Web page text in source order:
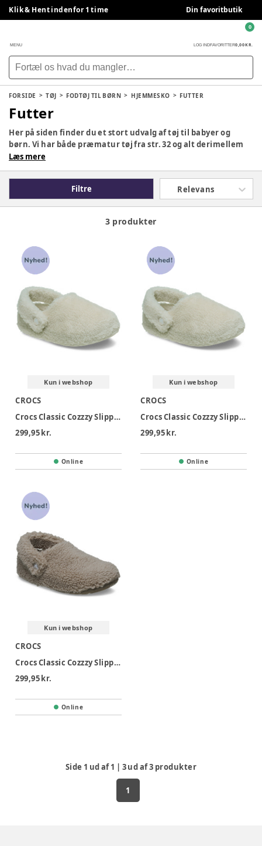
Klik & Hent indenfor 1 time Din favoritbutik
MENU LOG INDFAVORITTER0,00 KR.
0
FORSIDE TØJ FODTØJ TIL BØRN HJEMMESKO FUTTER
Futter
Her på siden finder du et stort udvalg af tøj til babyer og
børn. Vi har både præmatur tøj fra str. 32 og alt derimellem
helt op til str. 140. Uanset om I er på udkig efter kjoler, bluser,
noget helt andet, så kan I uden tvivl finde tøj der passer til
lige netop jeres stil og behov. Hos BabySam har vi bl.a.
mærker som Lil' Atelier, Joha, Wheat, hummel og mange
Læs mere
Filtre Relevans
3 produkter
Kun i webshop
CROCS
Crocs Classic Cozzzy Slipper T - Stucco
299,95 kr.
Online
Kun i webshop
CROCS
Crocs Classic Cozzzy Slipper K - Stucco
299,95 kr.
Online
Kun i webshop
CROCS
Crocs Classic Cozzzy Slipper K - Mushroom
299,95 kr.
Online
Side 1 ud af1 | 3ud af3 produkter
1